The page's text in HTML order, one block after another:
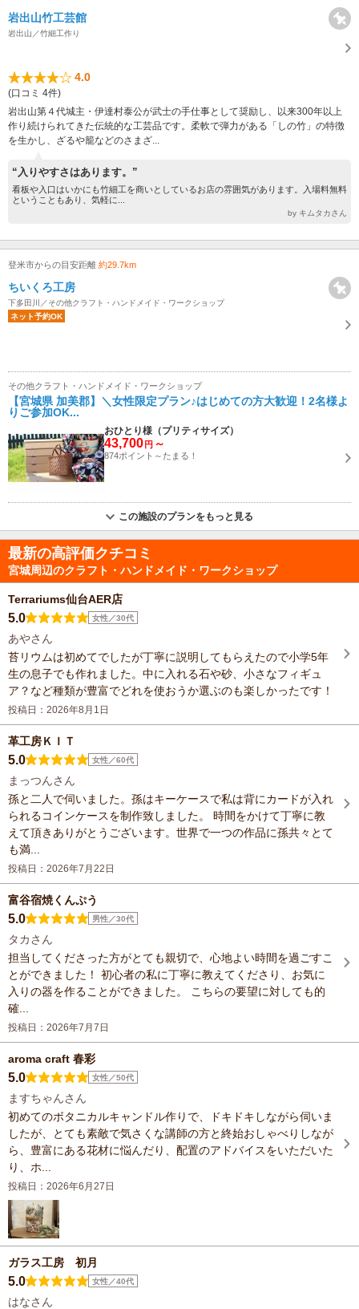
岩出山竹工芸館
岩出山／竹細工作り
4.0
(口コミ 4件)
岩出山第４代城主・伊達村泰公が武士の手仕事として奨励し、以来300年以上
作り続けられてきた伝統的な工芸品です。柔軟で弾力がある「しの竹」の特徴
を生かし、ざるや籠などのさまざ...
“入りやすさはあります。”
看板や入口はいかにも竹細工を商いとしているお店の雰囲気があります。入場料無料
ということもあり、気軽に...
by キムタカさん
登米市からの目安距離 約29.7km
ちいくろ工房
下多田川／その他クラフト・ハンドメイド・ワークショップ
ネット予約OK
その他クラフト・ハンドメイド・ワークショップ
【宮城県 加美郡】＼女性限定プラン♪はじめての方大歓迎！2名様よ
りご参加OK...
おひとり様（プリティサイズ）
43,700 円 ～
874ポイント～たまる！
この施設のプランをもっと見る
最新の高評価クチコミ
宮城周辺のクラフト・ハンドメイド・ワークショップ
Terrariums仙台AER店
5.0 女性／30代
あやさん
苔リウムは初めてでしたが丁寧に説明してもらえたので小学5年
生の息子でも作れました。中に入れる石や砂、小さなフィギュ
ア？など種類が豊富でどれを使おうか選ぶのも楽しかったです！
投稿日：2026年8月1日
革工房ＫＩＴ
5.0 女性／60代
まっつんさん
孫と二人で伺いました。孫はキーケースで私は背にカードが入れ
られるコインケースを制作致しました。 時間をかけて丁寧に教
えて頂きありがとうございます。世界で一つの作品に孫共々とて
も満...
投稿日：2026年7月22日
富谷宿焼くんぷう
5.0 男性／30代
タカさん
担当してくださった方がとても親切で、心地よい時間を過ごすこ
とができました！ 初心者の私に丁寧に教えてくださり、お気に
入りの器を作ることができました。 こちらの要望に対しても的
確...
投稿日：2026年7月7日
aroma craft 春彩
5.0 女性／50代
ますちゃんさん
初めてのボタニカルキャンドル作りで、ドキドキしながら伺いま
したが、とても素敵で気さくな講師の方と終始おしゃべりしなが
ら、豊富にある花材に悩んだり、配置のアドバイスをいただいた
り、ホ...
投稿日：2026年6月27日
ガラス工房 初月
5.0 女性／40代
はなさん